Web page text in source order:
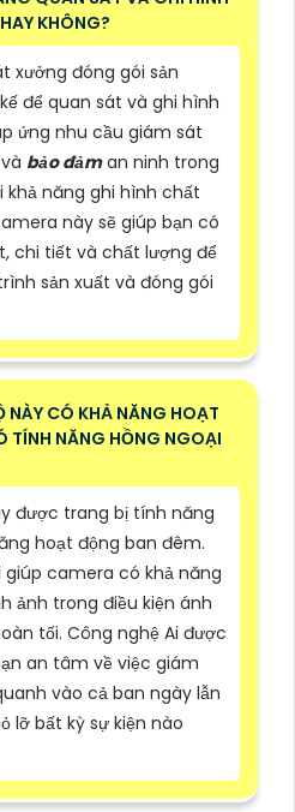
KHÔNG?
xưởng đóng gói sản
để quan sát và ghi hình
ứng nhu cầu giám sát
bảo đảman ninh trong
khả năng ghi hình chất
này sẽ giúp bạn có
chi tiết và chất lượng để
sản xuất và đóng gói
NÀY CÓ KHẢ NĂNG HOẠT
TÍNH NĂNG HỒNG NGOẠI
được trang bị tính năng
hoạt động ban đêm.
giúp camera có khả năng
ảnh trong điều kiện ánh
tối. Công nghệ Ai được
an tâm về việc giám
vào cả ban ngày lẫn
lỡ bất kỳ sự kiện nào